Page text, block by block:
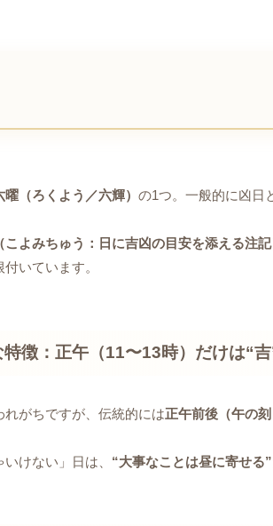
曜（ろくよう／六輝） の1つ。一般的に凶日
よみちゅう：日に吉凶の目安を添える注記
いています。
徴：正午（11〜13時）だけは“
がちですが、伝統的には正午前後（午の刻
けない」日は、 “大事なことは昼に寄せる”